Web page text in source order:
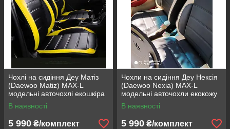
Чохлі на сидіння Деу Матіз
(Daewoo Matiz) MAX-L
модельні авточохлі екошкіра
арігона
В наявності
5 990 ₴/комплект
Чохли на сидіння Деу Нексія
(Daewoo Nexia) MAX-L
модельні авточохли екокожу
арігона
В наявності
5 990 ₴/комплект